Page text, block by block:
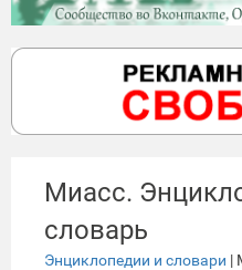
Миасс.
словарь
Энциклопедии и словари |